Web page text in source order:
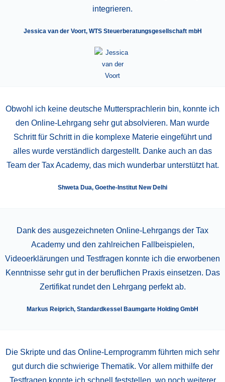
integrieren.
Jessica van der Voort, WTS Steuerberatungsgesellschaft mbH
Obwohl ich keine deutsche Muttersprachlerin bin, konnte ich
den Online-Lehrgang sehr gut absolvieren. Man wurde
Schritt für Schritt in die komplexe Materie eingeführt und
alles wurde verständlich dargestellt. Danke auch an das
Team der Tax Academy, das mich wunderbar unterstützt hat.
Shweta Dua, Goethe-Institut New Delhi
Dank des ausgezeichneten Online-Lehrgangs der Tax
Academy und den zahlreichen Fallbeispielen,
Videoerklärungen und Testfragen konnte ich die erworbenen
Kenntnisse sehr gut in der beruflichen Praxis einsetzen. Das
Zertifikat rundet den Lehrgang perfekt ab.
Markus Reiprich, Standardkessel Baumgarte Holding GmbH
Die Skripte und das Online-Lernprogramm führten mich sehr
gut durch die schwierige Thematik. Vor allem mithilfe der
Testfragen konnte ich schnell feststellen, wo noch weiterer